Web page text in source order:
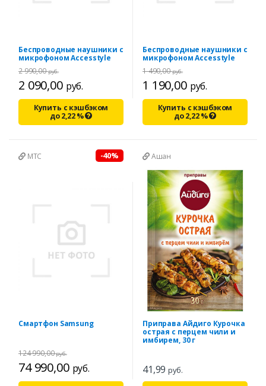
Беспроводные наушники с
микрофоном Accesstyle
2 090,00 руб.
2 990,00руб.
Купить с кэшбэком
до2,22%
Беспроводные наушники с
микрофоном Accesstyle
1 190,00 руб.
1 490,00руб.
Купить с кэшбэком
до2,22%
МТС -40%
Смартфон Samsung
74 990,00 руб.
124 990,00руб.
Ашан
Приправа Айдиго Курочка
острая с перцем чили и
имбирем, 30 г
41,99руб.